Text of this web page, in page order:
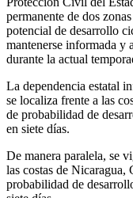
permanente de dos
potencial de desarrollo
mantenerse informada y
durante la actual
La dependencia estatal
se localiza frente a las
de probabilidad de
en siete días.
De manera paralela, se
las costas de Nicaragua,
probabilidad de